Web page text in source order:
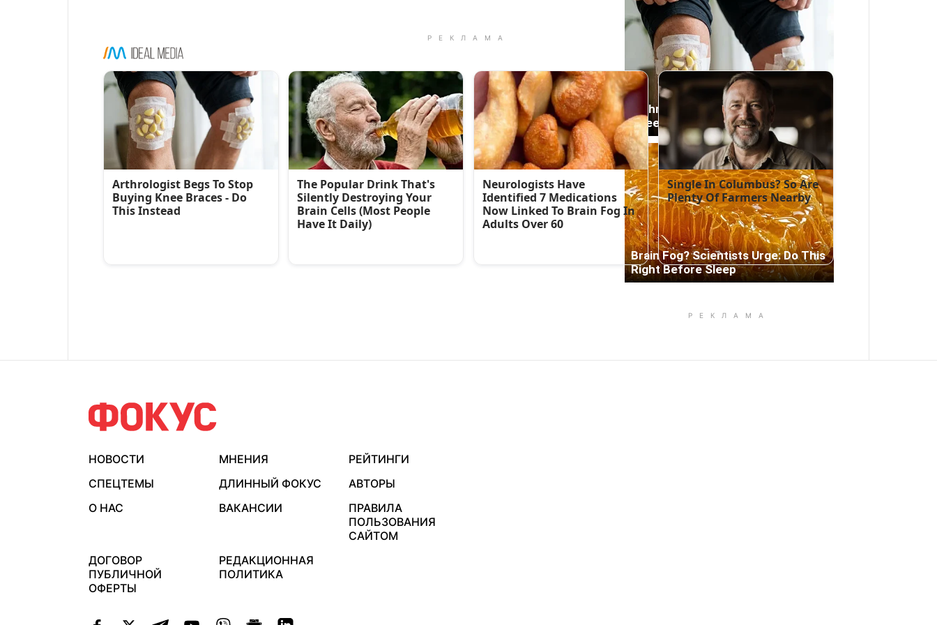
НОВОСТИ МНЕНИЯ
РЕЙТИНГИ
СПЕЦТЕМЫ
ДЛИННЫЙ ФОКУС
АВТОРЫ
О НАС
ВАКАНСИИ
ПРАВИЛА
ПОЛЬЗОВАНИЯ
САЙТОМ
ДОГОВОР
ПУБЛИЧНОЙ
ОФЕРТЫ
РЕДАКЦИОННАЯ
ПОЛИТИКА